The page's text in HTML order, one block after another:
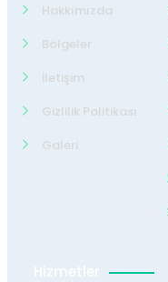
Hakkımızda
Bölgeler
İletişim
Gizlilik Politikası
Galeri
Hizmetler